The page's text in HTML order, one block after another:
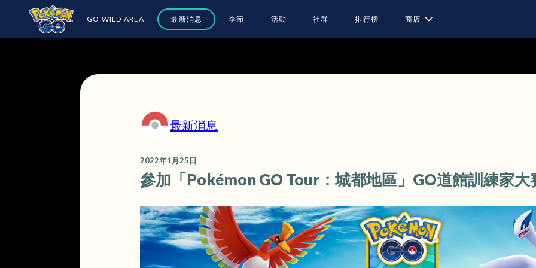
GO WILD AREA 最新消息 季節 活動 社群 排行榜 商店
最新消息
2022年1月25日
參加「Pokémon GO Tour：城都地區」GO道館訓練家大